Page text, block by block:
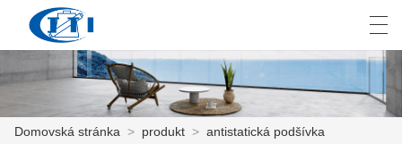
العربية česky Deutsch
Domovská stránka > produkt > antistatická podšívka